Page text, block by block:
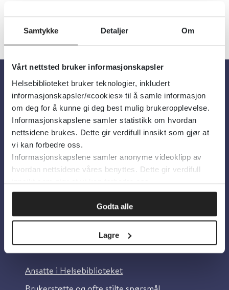
Samtykke Detaljer Om
Vårt nettsted bruker informasjonskapsler
Helsebiblioteket bruker teknologier, inkludert
informasjonskapsler/«cookies» til å samle informasjon
om deg for å kunne gi deg best mulig brukeropplevelse.
Informasjonskapslene samler statistikk om hvordan
nettsidene brukes. Dette gir verdifull innsikt som gjør at
vi kan forbedre oss.
Informasjonskapslene samler anonyme videoklipp av
hvordan nettsidene våres benyttes. Dette gir verdifull
innsikt som gjør at vi kan forbedre oss.
Godta alle
Lagre
Om oss
Om Helsebiblioteket
Personvern og informasjonskapsler
Tilgjengelighetserklæring
Information in English
Ansatte i Helsebiblioteket